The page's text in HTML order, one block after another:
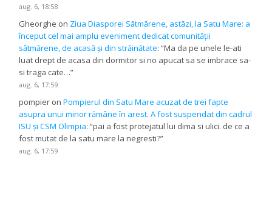
aug. 6, 18:58
Gheorghe on Ziua Diasporei Sătmărene, astăzi, la Satu Mare: a
început cel mai amplu eveniment dedicat comunității
sătmărene, de acasă și din străinătate: “Ma da pe unele le-ati
luat drept de acasa din dormitor si no apucat sa se imbrace sa-
si traga cate…”
aug. 6, 17:59
pompier onPompierul din Satu Mare acuzat de trei fapte
asupra unui minor rămâne în arest. A fost suspendat din cadrul
ISU și CSM Olimpia: “pai a fost protejatul lui dima si ulici. de ce a
fost mutat de la satu mare la negresti?”
aug. 6, 17:59